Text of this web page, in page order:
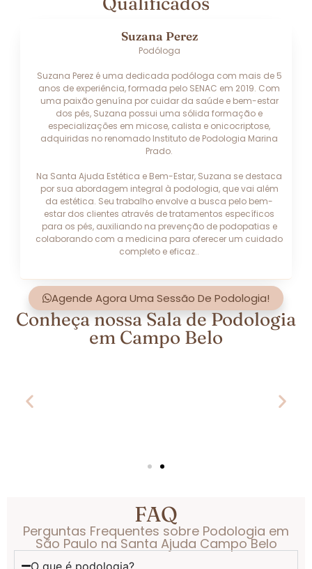
Suzana Perez
Podóloga
Suzana Perez é uma dedicada podóloga com mais de 5
anos de experiência, formada pelo SENAC em 2019. Com
uma paixão genuína por cuidar da saúde e bem-estar
dos pés, Suzana possui uma sólida formação e
especializações em micose, calista e onicocriptose,
adquiridas no renomado Instituto de Podologia Marina
Prado.
Na Santa Ajuda Estética e Bem-Estar, Suzana se destaca
por sua abordagem integral à podologia, que vai além
da estética. Seu trabalho envolve a busca pelo bem-
estar dos clientes através de tratamentos específicos
para os pés, auxiliando na prevenção de podopatias e
colaborando com a medicina para oferecer um cuidado
completo e eficaz..
Agende Agora Uma Sessão De Podologia!
Conheça nossa Sala de Podologia
em Campo Belo